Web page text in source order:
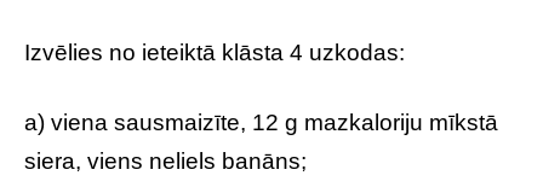
Izvēlies no ieteiktā klāsta 4 uzkodas:
a) viena sausmaizīte, 12 g mazkaloriju mīkstā
siera, viens neliels banāns;